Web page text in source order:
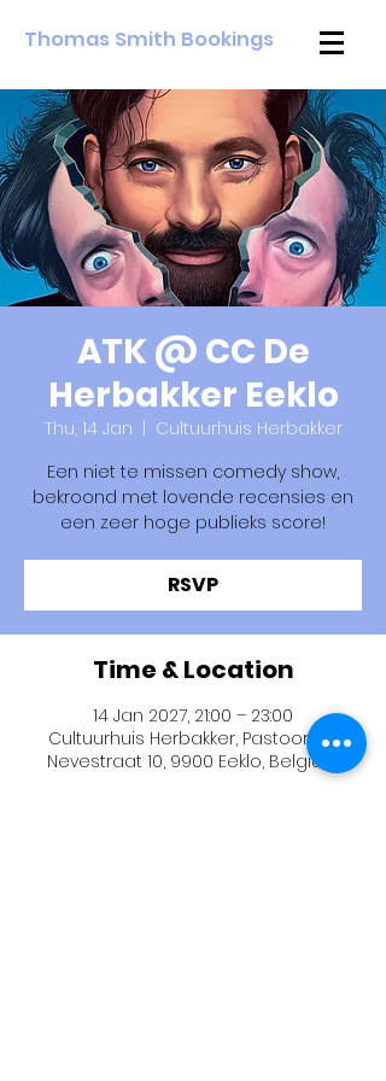
Thomas Smith Bookings
ATK @ CC De
Herbakker Eeklo
Thu, 14 Jan
Cultuurhuis Herbakker
Een niet te missen comedy show,
bekroond met lovende recensies en
een zeer hoge publieks score!
RSVP
Time & Location
14 Jan 2027, 21:00 – 23:00
Cultuurhuis Herbakker, Pastoor de
Nevestraat 10, 9900 Eeklo, Belgium